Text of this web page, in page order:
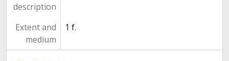
description
Extent and
medium
1 f.